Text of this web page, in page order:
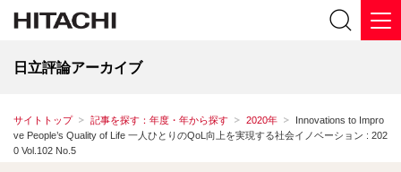
日立評論アーカイブ
サイトトップ 記事を探す：年度・年から探す 2020年
Innovations to Impro
ve People’s Quality of Life 一人ひとりのQoL向上を実現する社会イノベーション : 202
0 Vol.102 No.5